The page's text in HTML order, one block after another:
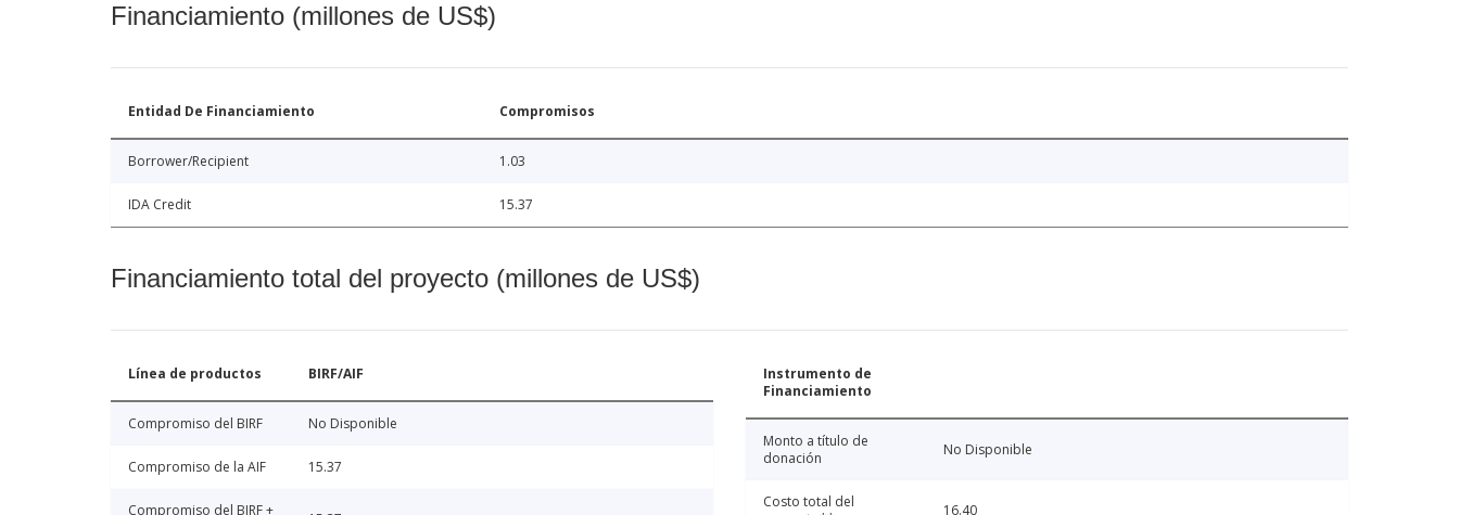
Financiamiento (millones de US$)
Entidad De Financiamiento Compromisos
Borrower/Recipient 1.03
IDA Credit 15.37
Financiamiento total del proyecto (millones de US$)
Línea de productos BIRF/AIF
Compromiso del BIRF No Disponible
Compromiso de la AIF 15.37
Compromiso del BIRF +
Instrumento de
Financiamiento
Monto a título de
donación
No Disponible
Costo total del
16.40